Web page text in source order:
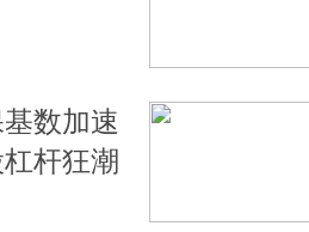
数加速
杆狂潮